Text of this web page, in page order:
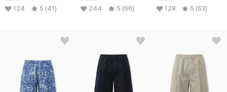
124 5 (41) 244 5 (66) 128 5 (53)